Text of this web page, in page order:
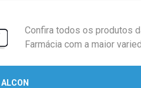
Confira todos os produtos
Farmácia com a maior